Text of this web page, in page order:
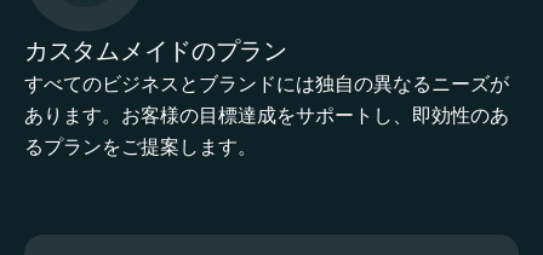
カスタムメイドのプラン
すべてのビジネスとブランドには独自の異なるニーズが
あります。お客様の目標達成をサポートし、即効性のあ
るプランをご提案します。